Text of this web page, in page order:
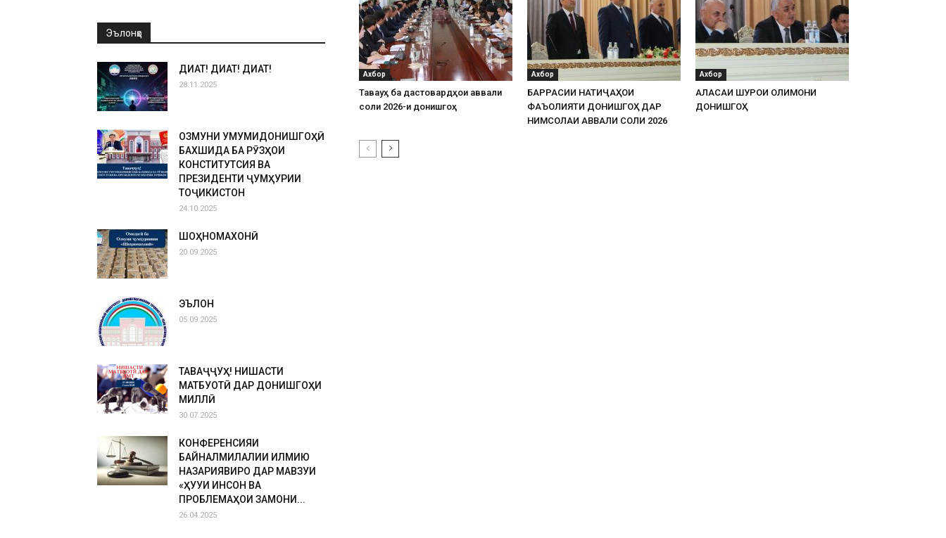
Ахбор
Таваҷҷуҳ ба дастовардҳои аввали
соли 2026-и донишгоҳ
Ахбор
БАРРАСИИ НАТИҶАҲОИ
ФАЪОЛИЯТИ ДОНИШГОҲ ДАР
НИМСОЛАИ АВВАЛИ СОЛИ 2026
Ахбор
АЛАСАИ ШУРОИ ОЛИМОНИ
ДОНИШГОҲ
Эълонҳо
ДИҚҚАТ! ДИҚҚАТ! ДИҚҚАТ!
28.11.2025
ОЗМУНИ УМУМИДОНИШГОҲӢ
БАХШИДА БА РӮЗҲОИ
КОНСТИТУТСИЯ ВА
ПРЕЗИДЕНТИ ҶУМҲУРИИ
ТОҶИКИСТОН
24.10.2025
ШОҲНОМАХОНӢ
20.09.2025
ЭЪЛОН
05.09.2025
ТАВАҶҶУҲ! НИШАСТИ
МАТБУОТӢ ДАР ДОНИШГОҲИ
МИЛЛӢ
30.07.2025
КОНФЕРЕНСИЯИ
БАЙНАЛМИЛАЛИИ ИЛМИЮ
НАЗАРИЯВИРО ДАР МАВЗУИ
«ҲУҚУҚИ ИНСОН ВА
ПРОБЛЕМАҲОИ ЗАМОНИ...
26.04.2025